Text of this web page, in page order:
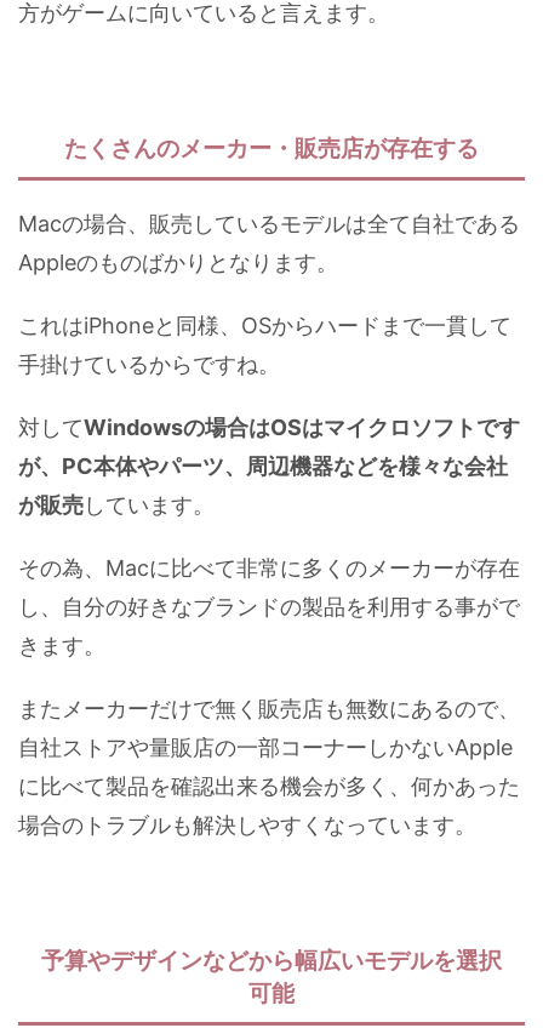
方がゲームに向いていると言えます。
たくさんのメーカー・販売店が存在する
Macの場合、販売しているモデルは全て自社である
Appleのものばかりとなります。
これはiPhoneと同様、OSからハードまで一貫して
手掛けているからですね。
対してWindowsの場合はOSはマイクロソフトです
が、PC本体やパーツ、周辺機器などを様々な会社
が販売しています。
その為、Macに比べて非常に多くのメーカーが存在
し、自分の好きなブランドの製品を利用する事がで
きます。
またメーカーだけで無く販売店も無数にあるので、
自社ストアや量販店の一部コーナーしかないApple
に比べて製品を確認出来る機会が多く、何かあった
場合のトラブルも解決しやすくなっています。
予算やデザインなどから幅広いモデルを選択
可能